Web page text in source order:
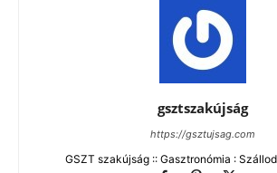
gsztszakújság
https://gsztujsag.com
GSZT szakújság :: Gasztronómia :